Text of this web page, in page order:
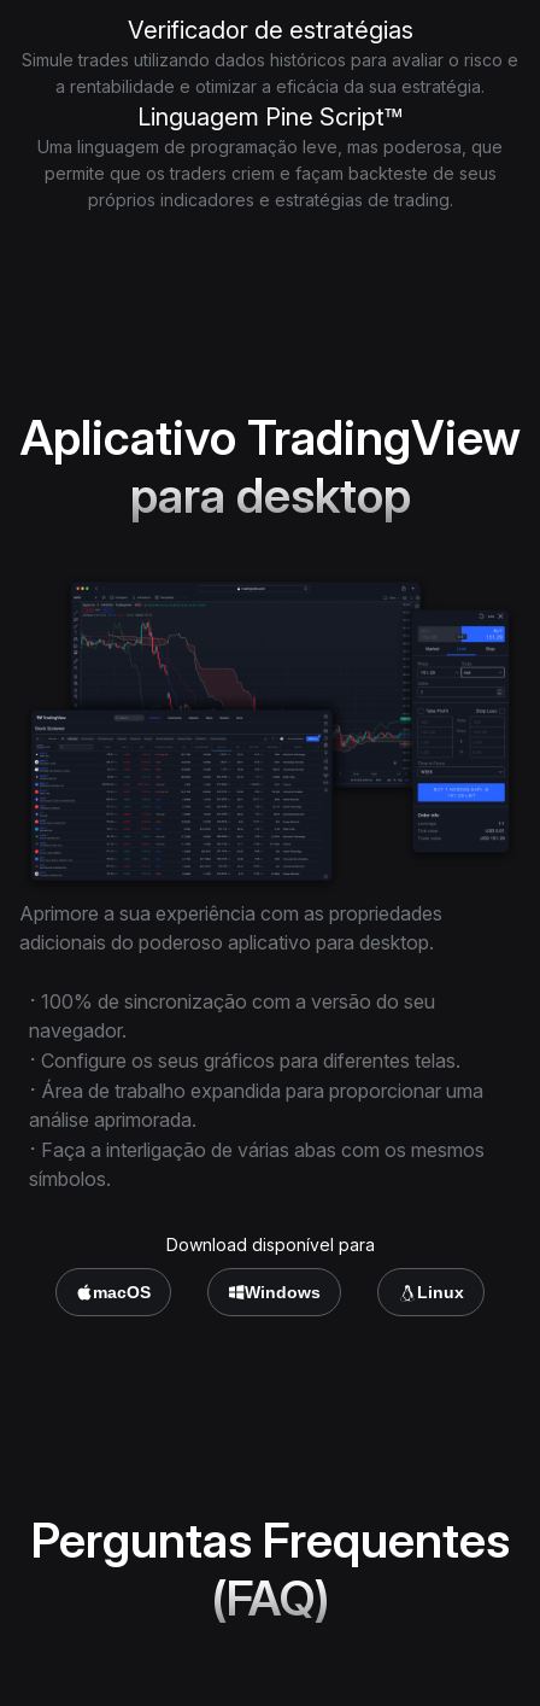
Verificador de estratégias
Simule trades utilizando dados históricos para avaliar o risco e
a rentabilidade e otimizar a eficácia da sua estratégia.
Linguagem Pine Script™
Uma linguagem de programação leve, mas poderosa, que
permite que os traders criem e façam backteste de seus
próprios indicadores e estratégias de trading.
Aplicativo TradingView
para desktop
Aprimore a sua experiência com as propriedades
adicionais do poderoso aplicativo para desktop.
⋅ 100% de sincronização com a versão do seu
navegador.
⋅ Configure os seus gráficos para diferentes telas.
⋅ Área de trabalho expandida para proporcionar uma
análise aprimorada.
⋅ Faça a interligação de várias abas com os mesmos
símbolos.
Download disponível para
macOS Windows Linux
Perguntas Frequentes
(FAQ)